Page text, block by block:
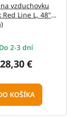
vzduchovku
Red Line L, 48"
Do 2-3 dní
28,30 €
KOŠÍKA